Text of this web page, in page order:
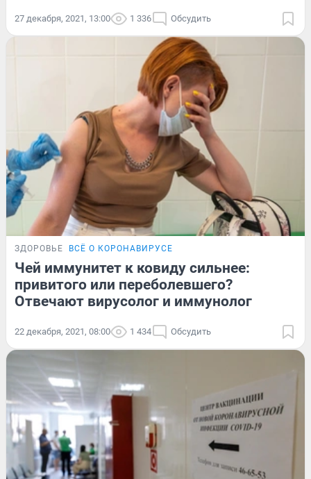
27 декабря, 2021, 13:00 1 336 Обсудить
ЗДОРОВЬЕ ВСЁ О КОРОНАВИРУСЕ
Чей иммунитет к ковиду сильнее:
привитого или переболевшего?
Отвечают вирусолог и иммунолог
22 декабря, 2021, 08:00 1 434 Обсудить